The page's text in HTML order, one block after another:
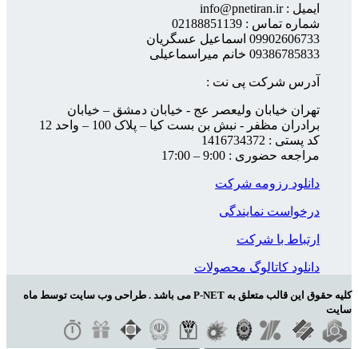
ایمیل : info@pnetiran.ir
شماره تماس : 02188851139
09902606733 اسماعیل عسگریان
09386785833 خانم میراسماعیلی
آدرس شرکت پی نت :
تهران خیابان ولیعصر عج - خیابان دمشق – خیابان
برادران مظفر - نبش بن بست کیا – پلاک 100 – واحد 12
کد پستی : 1416734372
مراجعه حضوری : 9:00 – 17:00
دانلود رزومه شرکت
درخواست نمایندگی
ارتباط با شرکت
دانلود کاتالوگ محصولات
کلیه حقوق این قالب متعلق به P-NET می باشد . طراحی وب سایت توسط ماه
سایت